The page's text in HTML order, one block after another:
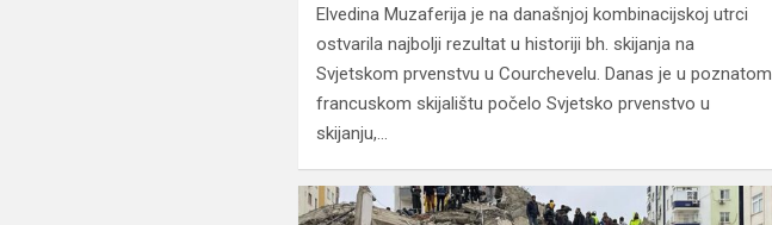
Elvedina Muzaferija je na današnjoj kombinacijskoj utrci
ostvarila najbolji rezultat u historiji bh. skijanja na
Svjetskom prvenstvu u Courchevelu. Danas je u poznatom
francuskom skijalištu počelo Svjetsko prvenstvo u
skijanju,…